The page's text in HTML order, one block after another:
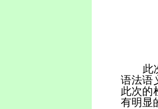
此
语法语
此次的
有明显